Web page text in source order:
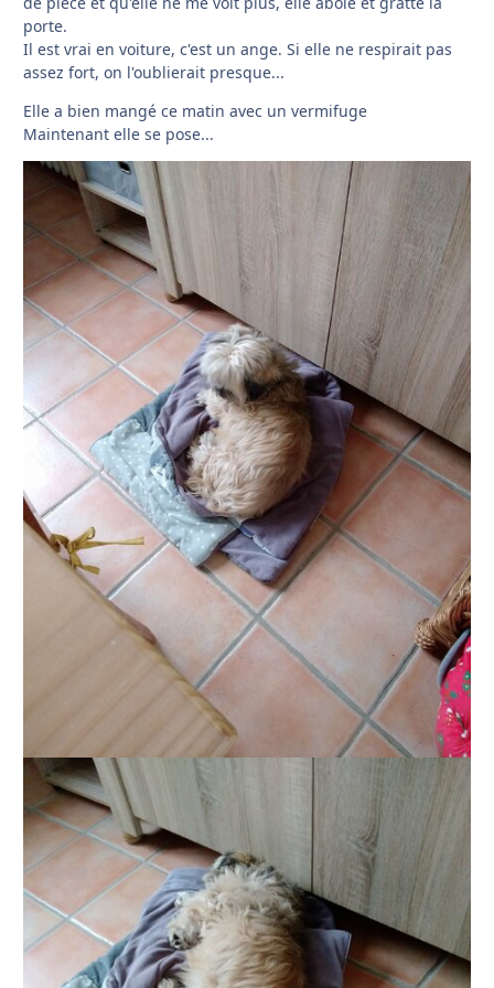
porte.
Il est vrai en voiture, c'est un ange. Si elle ne respirait pas
assez fort, on l'oublierait presque...
Elle a bien mangé ce matin avec un vermifuge
Maintenant elle se pose...